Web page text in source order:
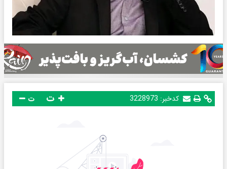
کدخبر: 3228973 ت